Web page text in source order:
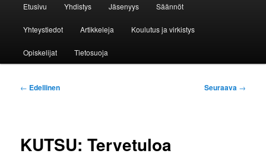
Etusivu Yhdistys Jäsenyys Säännöt
Yhteystiedot Artikkeleja Koulutus ja virkistys
Opiskelijat Tietosuoja
Artikkelien
← Edellinen Seuraava →
KUTSU: Tervetuloa